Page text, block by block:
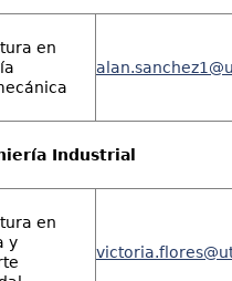
en
Industrial
en
y